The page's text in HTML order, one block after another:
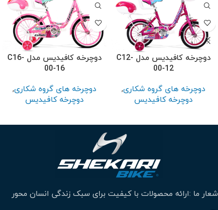
دوچرخه کافیدیس مدل C12-
00-12
دوچرخه های گروه شکاری,
دوچرخه کافیدیس
دوچرخه کافیدیس مدل C16-
00-16
دوچرخه های گروه شکاری,
دوچرخه کافیدیس
شعار ما :ارائه محصولات با کیفیت برای سبک زندگی انسان محور